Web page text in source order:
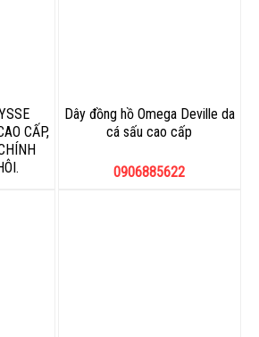
CẤP,
Dây đồng hồ Omega Deville da
cá sấu cao cấp
0906885622